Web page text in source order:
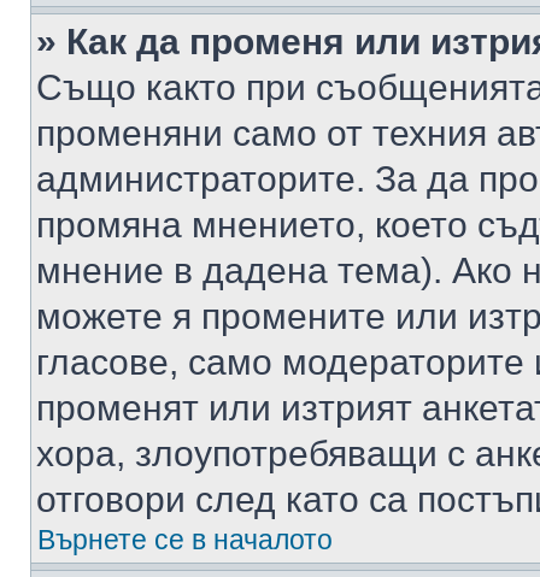
» Как да променя или
Също както при
променяни само от техния
администраторите. За да
промяна мнението, което
мнение в дадена тема). Ако
можете я промените или
гласове, само
променят или изтрият
хора, злоупотребяващи с
отговори след като са
Върнете се в началото